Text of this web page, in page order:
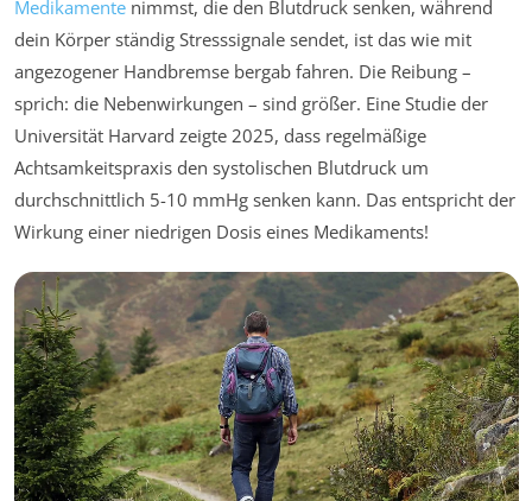
Medikamente nimmst, die den Blutdruck senken, während
dein Körper ständig Stresssignale sendet, ist das wie mit
angezogener Handbremse bergab fahren. Die Reibung –
sprich: die Nebenwirkungen – sind größer. Eine Studie der
Universität Harvard zeigte 2025, dass regelmäßige
Achtsamkeitspraxis den systolischen Blutdruck um
durchschnittlich 5-10 mmHg senken kann. Das entspricht der
Wirkung einer niedrigen Dosis eines Medikaments!